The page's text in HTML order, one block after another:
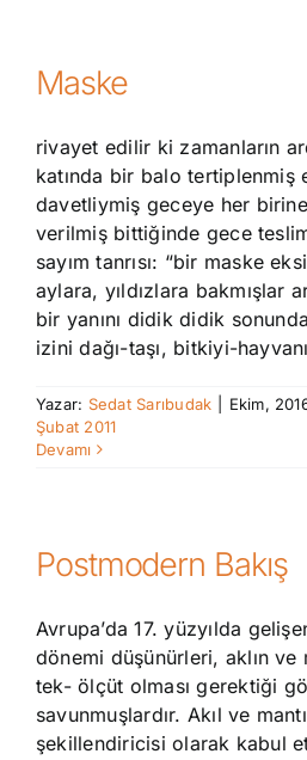
Maske
rivayet edilir ki zamanların
katında bir balo tertiplenmiş
davetliymiş geceye her
verilmiş bittiğinde gece
sayım tanrısı: “bir maske
aylara, yıldızlara bakmışlar
bir yanını didik didik
izini dağı-taşı, bitkiyi-
Yazar: Sedat Sarıbudak Ekim,
Şubat 2011
Devamı
Postmodern Bakış
Avrupa’da 17. yüzyılda
dönemi düşünürleri, aklın ve
tek- ölçüt olması gerektiği
savunmuşlardır. Akıl ve
şekillendiricisi olarak kabul